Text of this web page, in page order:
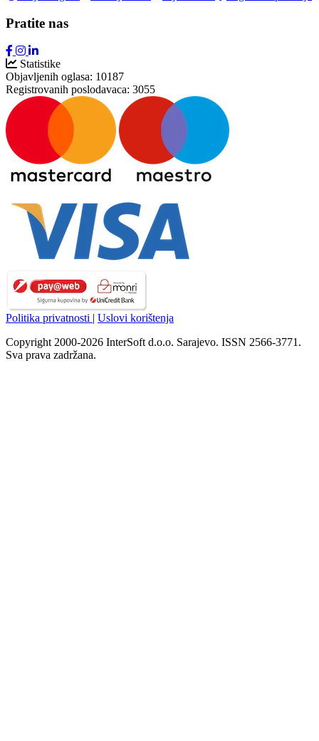
Pratite nas
Statistike
Objavljenih oglasa: 10187
Registrovanih poslodavaca: 3055
Politika privatnosti | Uslovi korištenja
Copyright 2000-2026 InterSoft d.o.o. Sarajevo. ISSN 2566-3771.
Sva prava zadržana.